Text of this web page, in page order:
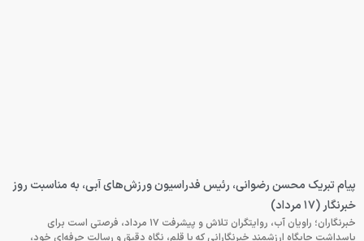
پیام تبریک محسن رضوانی، رئیس فدراسیون ورزش‌های آبی، به مناسبت روز
خبرنگار (۱۷ مرداد)
خبرنگاران؛ راویان آب، روایتگران تلاش و پیشرفت ۱۷ مرداد، فرصتی است برای
پاسداشت جایگاه ارزشمند خبرنگارانی که با قلم، نگاه دقیق و رسالت حرفه‌ای خود،